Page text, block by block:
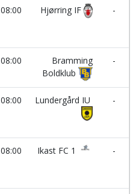
08:00 Hjørring IF -
08:00
Bramming
Boldklub
-
08:00 Lundergård IU -
08:00 Ikast FC 1
-